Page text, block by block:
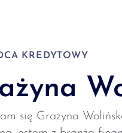
KREDYTOWY
się Grażyna